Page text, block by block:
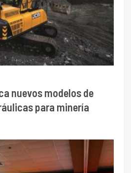
nuevos modelos de
para minería